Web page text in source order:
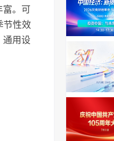
。可
节性效
通用设